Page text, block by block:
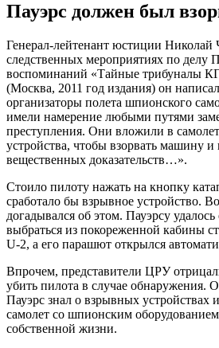
Пауэрс должен был
Генерал-лейтенант юстиции Николай
следственных мероприятиях по делу
воспоминаний «Тайные трибуналы
(Москва, 2011 год издания) он
организаторы полета шпионского
имели намерение любыми путями
преступления. Они вложили в
устройства, чтобы взорвать машину и
вещественных доказательств…».
Стоило пилоту нажать на кнопку
сработало бы взрывное устройство.
догадывался об этом. Пауэрсу удалось
выбраться из покореженной кабины
U-2, а его парашют открылся
Впрочем, представители ЦРУ
убить пилота в случае обнаружения.
Пауэрс знал о взрывных устройствах
самолет со шпионским
собственной жизни.